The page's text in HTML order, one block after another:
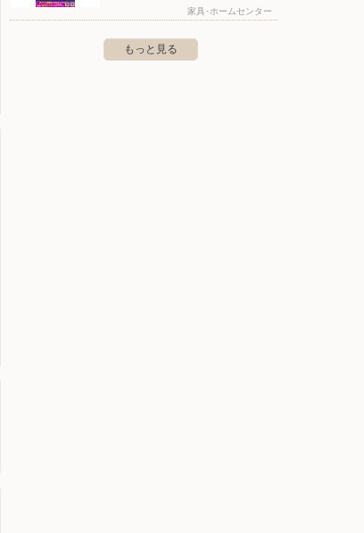
カンセキ/小川店
家具･ホームセンター
もっと見る